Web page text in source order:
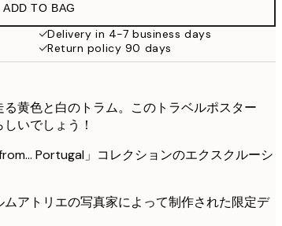
ADD TO BAG
Delivery in 4-7 business days
Return policy 90 days
黄色と白のトラム。このトラベルポスター
いでしょう！
Portugal」コレクションのエクスクルーシ
アトリエの写真家によって制作された限定デ